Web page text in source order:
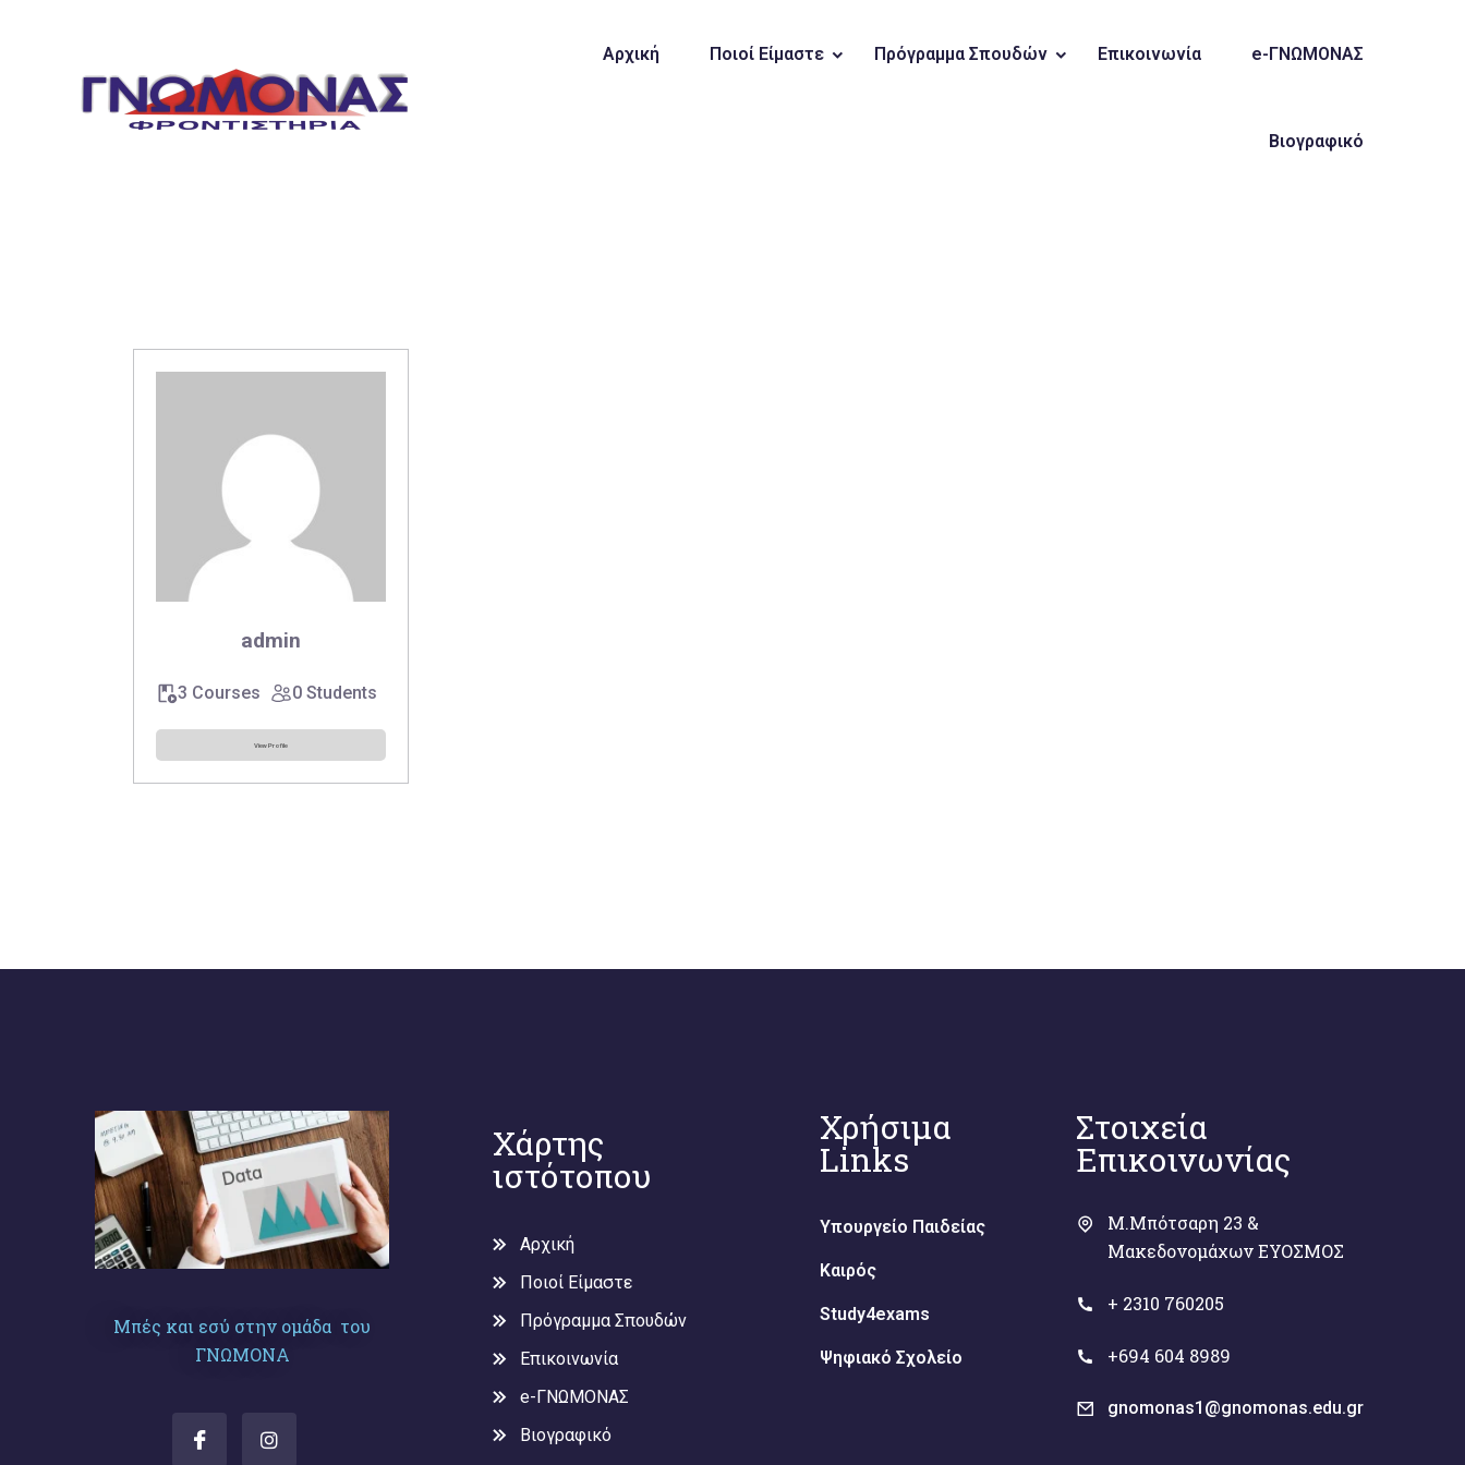
Αρχική Ποιοί Είμαστε Πρόγραμμα Σπουδών Επικοινωνία e-ΓΝΩΜΟΝΑΣ
Βιογραφικό
admin
3 Courses 0 Students
View Profile
Μπές και εσύ στην ομάδα του
ΓΝΩΜΟΝΑ
Χάρτης
ιστότοπου
Αρχική
Ποιοί Είμαστε
Πρόγραμμα Σπουδών
Επικοινωνία
e-ΓΝΩΜΟΝΑΣ
Βιογραφικό
Χρήσιμα
Links
Υπουργείο Παιδείας
Καιρός
Study4exams
Ψηφιακό Σχολείο
Στοιχεία
Επικοινωνίας
Μ.Μπότσαρη 23 &
Μακεδονομάχων ΕΥΟΣΜΟΣ
+ 2310 760205
+694 604 8989
gnomonas1@gnomonas.edu.gr